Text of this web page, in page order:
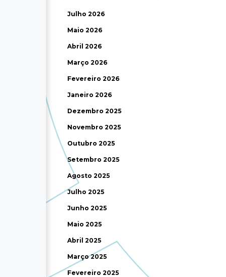
Julho 2026
Maio 2026
Abril 2026
Março 2026
Fevereiro 2026
Janeiro 2026
Dezembro 2025
Novembro 2025
Outubro 2025
Setembro 2025
Agosto 2025
Julho 2025
Junho 2025
Maio 2025
Abril 2025
Março 2025
Fevereiro 2025